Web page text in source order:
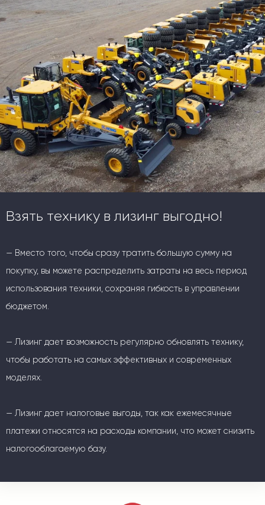
Взять технику в лизинг выгодно!
— Вместо того, чтобы сразу тратить большую сумму на
покупку, вы можете распределить затраты на весь период
использования техники, сохраняя гибкость в управлении
бюджетом.
— Лизинг дает возможность регулярно обновлять технику,
чтобы работать на самых эффективных и современных
моделях.
— Лизинг дает налоговые выгоды, так как ежемесячные
платежи относятся на расходы компании, что может снизить
налогооблагаемую базу.